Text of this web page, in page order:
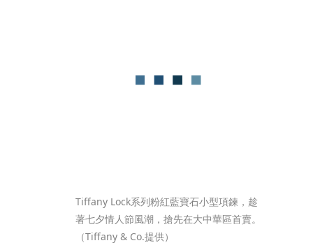
Tiffany Lock系列粉紅藍寶石小型項鍊，趁
著七夕情人節風潮，搶先在大中華區首賣。
（Tiffany & Co.提供）